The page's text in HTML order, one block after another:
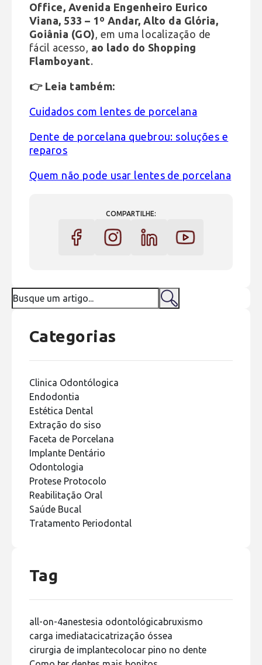
Categorias
Clinica Odontólogica
Endodontia
Estética Dental
Extração do siso
Faceta de Porcelana
Implante Dentário
Odontologia
Protese Protocolo
Reabilitação Oral
Saúde Bucal
Tratamento Periodontal
Tag
all-on-4anestesia odontológicabruxismo
carga imediatacicatrização óssea
cirurgia de implantecolocar pino no dente
Office, Avenida Engenheiro Eurico
Viana, 533 – 1º Andar, Alto da Glória,
Goiânia (GO) , em uma localização de
fácil acesso, ao lado do Shopping
Flamboyant.
👉 Leia também:
Cuidados com lentes de porcelana
Dente de porcelana quebrou: soluções e
reparos
Quem não pode usar lentes de porcelana
COMPARTILHE: